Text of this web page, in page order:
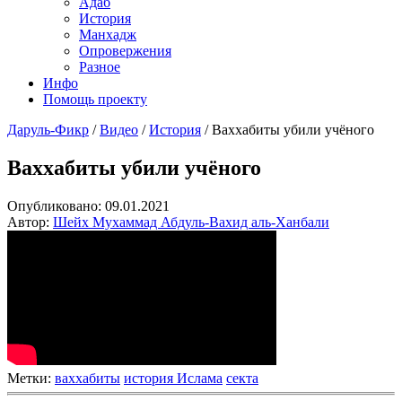
История
Манхадж
Опровержения
Разное
Инфо
Помощь проекту
Даруль-Фикр /Видео /История /Ваххабиты убили учёного
Ваххабиты убили учёного
Опубликовано: 09.01.2021
Автор: Шейх Мухаммад Абдуль-Вахид аль-Ханбали
Метки: ваххабиты история Ислама секта